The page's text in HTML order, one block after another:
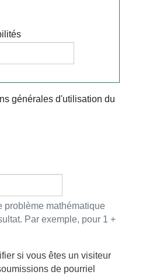
générales d'utilisation du
problème mathématique
Par exemple, pour 1 +
si vous êtes un visiteur
de pourriel